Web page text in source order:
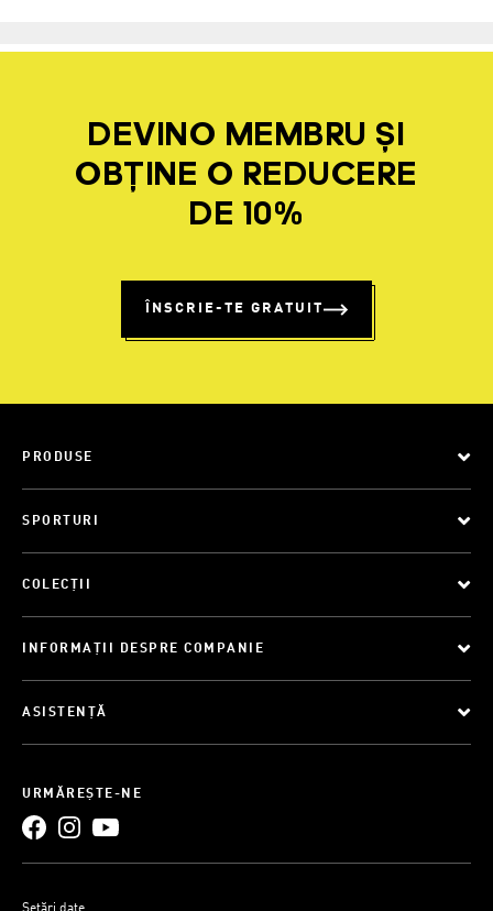
DEVINO MEMBRU ȘI
OBȚINE O REDUCERE
DE 10%
ÎNSCRIE-TE GRATUIT
PRODUSE
SPORTURI
COLECȚII
INFORMAȚII DESPRE COMPANIE
ASISTENȚĂ
URMĂREȘTE-NE